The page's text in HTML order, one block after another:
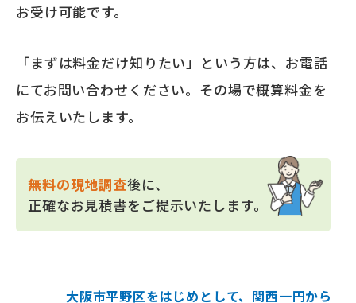
お受け可能です。
「まずは料金だけ知りたい」という方は、お電話
にてお問い合わせください。その場で概算料金を
お伝えいたします。
無料の現地調査後に、
正確なお見積書をご提示いたします。
大阪市平野区をはじめとして、関西一円から